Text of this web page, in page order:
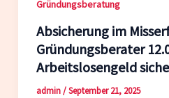
Gründungsberatung
Absicherung im
Gründungsberater
Arbeitslosengeld
admin/September 21, 2025